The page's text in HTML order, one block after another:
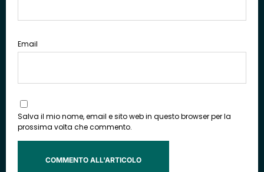
Email
Salva il mio nome, email e sito web in questo browser per la
prossima volta che commento.